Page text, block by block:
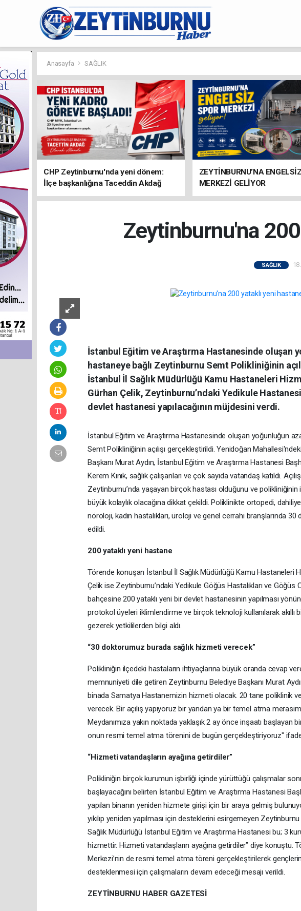
Anasayfa SAĞLIK
CHP Zeytinburnu'nda yeni dönem:
İlçe başkanlığına Taceddin Akdağ
atandı
ZEYTİNBURNU’NA
MERKEZİ GELİYOR
Zeytinburnu'na
SAĞLIK
İstanbul Eğitim ve Araştırma Hastanesinde oluşan
hastaneye bağlı Zeytinburnu Semt Polikliniğinin
İstanbul İl Sağlık Müdürlüğü Kamu Hastaneleri
Gürhan Çelik, Zeytinburnu’ndaki Yedikule
devlet hastanesi yapılacağının müjdesini verdi.
İstanbul Eğitim ve Araştırma Hastanesinde oluşan yoğunluğun
Semt Polikliniğinin açılışı gerçekleştirildi. Yenidoğan
Başkanı Murat Aydın, İstanbul Eğitim ve Araştırma Hastanesi
Kerem Kınık, sağlık çalışanları ve çok sayıda vatandaş katıldı.
Zeytinburnu’nda yaşayan birçok hastası olduğunu ve
büyük kolaylık olacağına dikkat çekildi. Poliklinikte ortopedi,
nöroloji, kadın hastalıkları, üroloji ve genel cerrahi branşlarında
edildi.
200 yataklı yeni hastane
Törende konuşan İstanbul İl Sağlık Müdürlüğü Kamu Hastaneleri
Çelik ise Zeytinburnu’ndaki Yedikule Göğüs Hastalıkları ve
bahçesine 200 yataklı yeni bir devlet hastanesinin yapılması
protokol üyeleri iklimlendirme ve birçok teknoloji kullanılarak
gezerek yetkililerden bilgi aldı.
“30 doktorumuz burada sağlık hizmeti verecek”
Polikliniğin ilçedeki hastaların ihtiyaçlarına büyük oranda cevap
memnuniyeti dile getiren Zeytinburnu Belediye Başkanı Murat
binada Samatya Hastanemizin hizmeti olacak. 20 tane poliklinik
verecek. Bir açılış yapıyoruz bir yandan ya bir temel atma
Meydanımıza yakın noktada yaklaşık 2 ay önce inşaatı başlayan
onun resmi temel atma törenini de bugün gerçekleştiriyoruz"
“Hizmeti vatandaşların ayağına getirdiler”
Polikliniğin birçok kurumun işbirliği içinde yürüttüğü çalışmalar
başlayacağını belirten İstanbul Eğitim ve Araştırma Hastanesi
yapılan binanın yeniden hizmete girişi için bir araya gelmiş
yıkılıp yeniden yapılması için desteklerini esirgemeyen
Sağlık Müdürlüğü İstanbul Eğitim ve Araştırma Hastanesi bu; 3
hizmettir. Hizmeti vatandaşların ayağına getirdiler” diye konuştu.
Merkezi’nin de resmi temel atma töreni gerçekleştirilerek
desteklenmesi için çalışmaların devam edeceği mesajı verildi.
ZEYTİNBURNU HABER GAZETESİ